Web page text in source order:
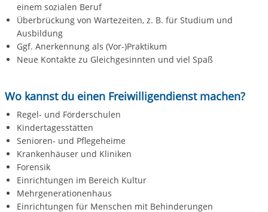
einem sozialen Beruf
Überbrückung von Wartezeiten, z. B. für Studium und
Ausbildung
Ggf. Anerkennung als (Vor-)Praktikum
Neue Kontakte zu Gleichgesinnten und viel Spaß
Wo kannst du einen Freiwilligendienst machen?
Regel- und Förderschulen
Kindertagesstätten
Senioren- und Pflegeheime
Krankenhäuser und Kliniken
Forensik
Einrichtungen im Bereich Kultur
Mehrgenerationenhaus
Einrichtungen für Menschen mit Behinderungen